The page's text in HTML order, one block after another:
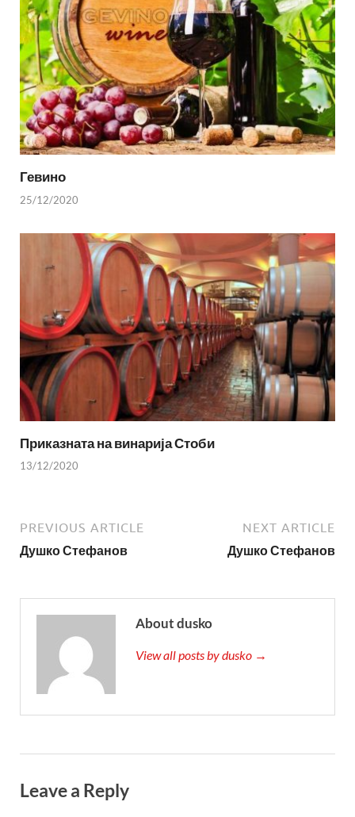
Гевино
25/12/2020
Приказната на винарија Стоби
13/12/2020
PREVIOUS ARTICLE
Душко Стефанов
NEXT ARTICLE
Душко Стефанов
About dusko
View all posts by dusko →
Leave a Reply